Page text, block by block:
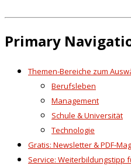
Primary
Themen-Bereiche zum
Berufsleben
Management
Schule & Universität
Technologie
Gratis: Newsletter & PDF-
Service: Weiterbildungstipp